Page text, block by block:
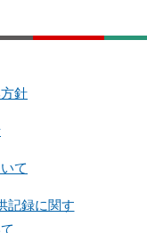
針
て
記録に関す